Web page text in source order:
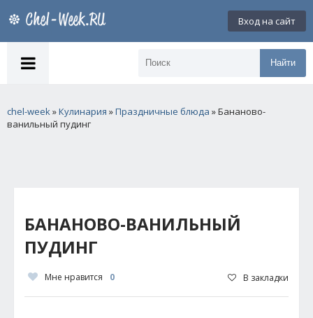
Вход на сайт
Найти
chel-week»Кулинария »Праздничные блюда » Бананово-
ванильный пудинг
БАНАНОВО-ВАНИЛЬНЫЙ
ПУДИНГ
Мне нравится 0 В закладки